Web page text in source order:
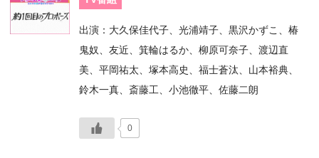
出演：大久保佳代子、光浦靖子、黒沢かずこ、椿
鬼奴、友近、箕輪はるか、柳原可奈子、渡辺直
美、平岡祐太、塚本高史、福士蒼汰、山本裕典、
鈴木一真、斎藤工、小池徹平、佐藤二朗
0